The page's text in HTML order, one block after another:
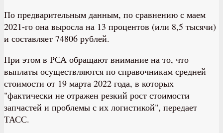
По предварительным данным, по сравнению с маем
2021-го она выросла на 13 процентов (или 8,5 тысячи)
и составляет 74806 рублей.
При этом в РСА обращают внимание на то, что
выплаты осуществляются по справочникам средней
стоимости от 19 марта 2022 года, в которых
"фактически не отражен резкий рост стоимости
запчастей и проблемы с их логистикой", передает
ТАСС.